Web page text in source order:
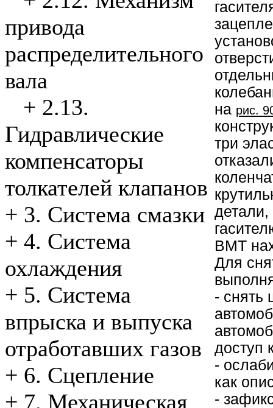
привода
распределительного
вала
+ 2.13.
Гидравлические
компенсаторы
толкателей клапанов
+ 3. Система смазки
+ 4. Система
охлаждения
+ 5. Система
впрыска и выпуска
отработавших газов
+ 6. Сцепление
+ 7. Механическая
на рис.
три
ВМТ
Для
- снять
доступ
-
как
-